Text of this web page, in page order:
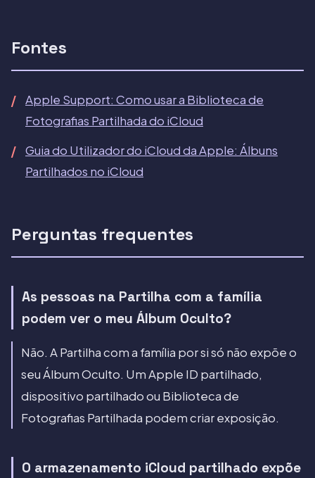
Fontes
Apple Support: Como usar a Biblioteca de
Fotografias Partilhada do iCloud
Guia do Utilizador do iCloud da Apple: Álbuns
Partilhados no iCloud
Perguntas frequentes
As pessoas na Partilha com a família
podem ver o meu Álbum Oculto?
Não. A Partilha com a família por si só não expõe o
seu Álbum Oculto. Um Apple ID partilhado,
dispositivo partilhado ou Biblioteca de
Fotografias Partilhada podem criar exposição.
O armazenamento iCloud partilhado expõe